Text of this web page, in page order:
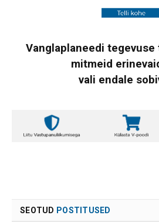
Vanglaplaneedi
mitmeid
vali endale
SEOTUD POSTITUSED